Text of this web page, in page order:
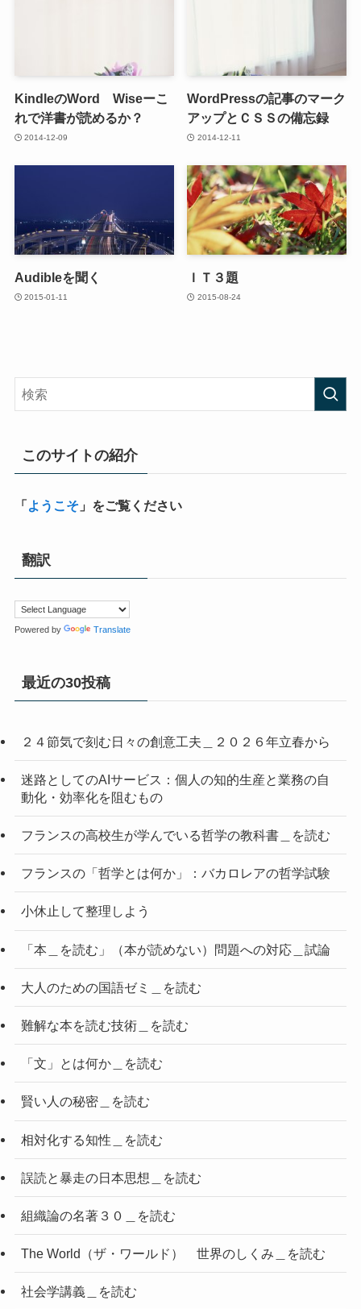
KindleのWord Wiseーこ
れで洋書が読めるか？
2014-12-09
WordPressの記事のマーク
アップとＣＳＳの備忘録
2014-12-11
Audibleを聞く
2015-01-11
ＩＴ３題
2015-08-24
このサイトの紹介
「 ようこそ」をご覧ください
翻訳
Powered by Translate
最近の30投稿
２４節気で刻む日々の創意工夫＿２０２６年立春から
迷路としてのAIサービス：個人の知的生産と業務の自
動化・効率化を阻むもの
フランスの高校生が学んでいる哲学の教科書＿を読む
フランスの「哲学とは何か」：バカロレアの哲学試験
小休止して整理しよう
「本＿を読む」（本が読めない）問題への対応＿試論
大人のための国語ゼミ＿を読む
難解な本を読む技術＿を読む
「文」とは何か＿を読む
賢い人の秘密＿を読む
相対化する知性＿を読む
誤読と暴走の日本思想＿を読む
組織論の名著３０＿を読む
The World（ザ・ワールド） 世界のしくみ＿を読む
社会学講義＿を読む